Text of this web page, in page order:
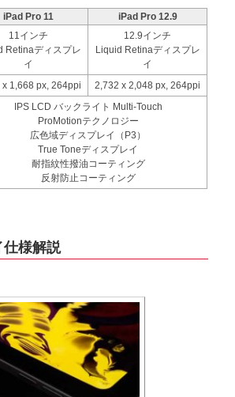
iPad Pro 11 iPad Pro 12.9
11インチ
Retinaディスプレ
イ
12.9インチ
Liquid Retinaディスプレ
イ
x 1,668 px, 264ppi 2,732 x 2,048 px, 264ppi
IPS LCD バックライト Multi‑Touch
ProMotionテクノロジー
広色域ディスプレイ（P3）
True Toneディスプレイ
耐指紋性撥油コーティング
反射防止コーティング
仕様解説